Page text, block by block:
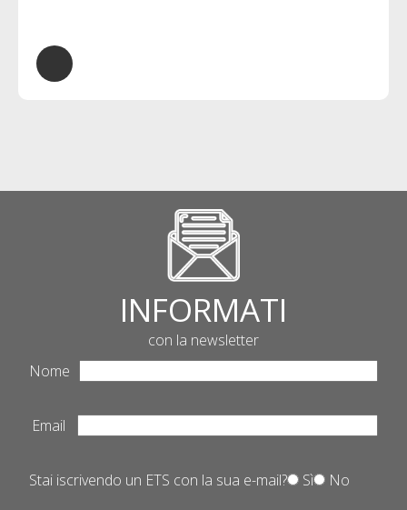
INFORMATI
con la newsletter
Nome
Email
Stai iscrivendo un ETS con la sua e-mail? Sì No